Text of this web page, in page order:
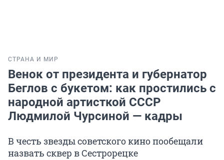
СТРАНА И МИР
Венок от президента и губернатор
Беглов с букетом: как простились с
народной артисткой СССР
Людмилой Чурсиной — кадры
В честь звезды советского кино пообещали
назвать сквер в Сестрорецке